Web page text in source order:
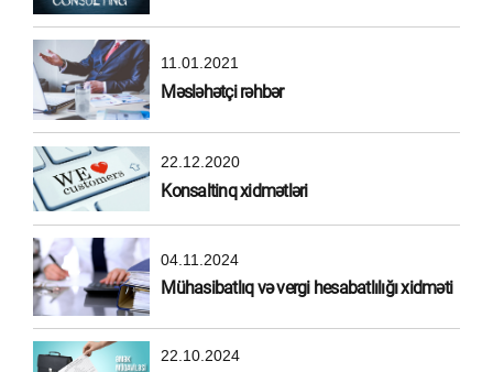
11.01.2021
Məsləhətçi rəhbər
22.12.2020
Konsaltinq xidmətləri
04.11.2024
Mühasibatlıq və vergi hesabatlılığı xidməti
22.10.2024